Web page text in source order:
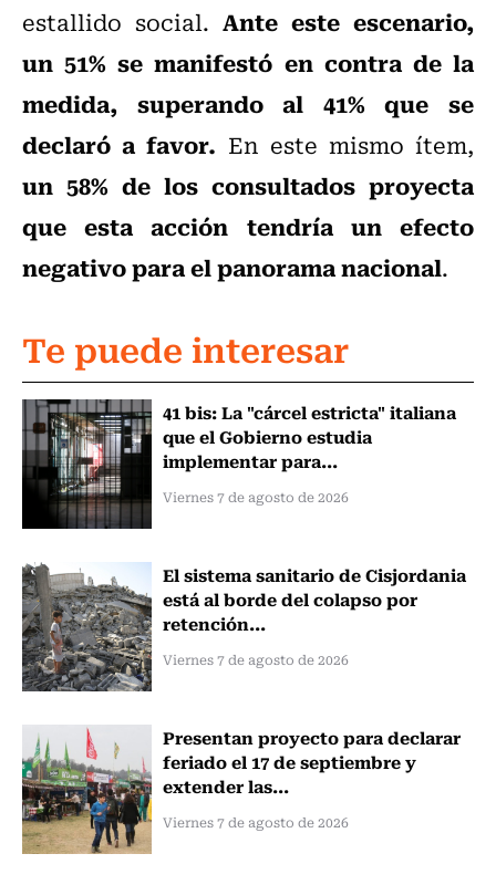
estallido social. Ante este escenario,
un 51% se manifestó en contra de la
medida, superando al 41% que se
declaró a favor. En este mismo ítem,
un 58% de los consultados proyecta
que esta acción tendría un efecto
negativo para el panorama nacional.
Te puede interesar
41 bis: La "cárcel estricta" italiana
que el Gobierno estudia
implementar para...
Viernes 7 de agosto de 2026
El sistema sanitario de Cisjordania
está al borde del colapso por
retención...
Viernes 7 de agosto de 2026
Presentan proyecto para declarar
feriado el 17 de septiembre y
extender las...
Viernes 7 de agosto de 2026